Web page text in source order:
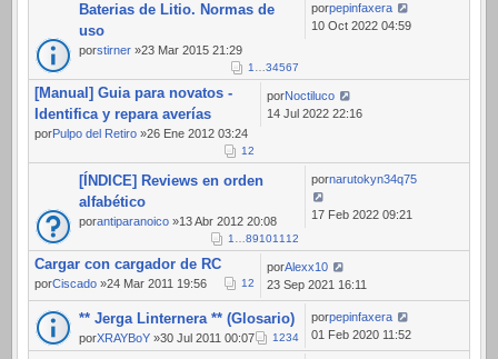
Baterias de Litio. Normas de
uso
porstirner »23 Mar 2015 21:29
1 34567
porpepinfaxera
10 Oct 2022 04:59
[Manual] Guia para novatos -
Identifica y repara averías
porPulpo del Retiro »26 Ene 2012 03:24
12
porNoctiluco
14 Jul 2022 22:16
[ÍNDICE] Reviews en orden
alfabético
porantiparanoico »13 Abr 2012 20:08
1 891011 12
pornarutokyn34q75
17 Feb 2022 09:21
Cargar con cargador de RC
porCiscado »24 Mar 2011 19:56 12
porAlexx10
23 Sep 2021 16:11
** Jerga Linternera ** (Glosario)
porXRAYBoY »30 Jul 2011 00:07 1234
porpepinfaxera
01 Feb 2020 11:52